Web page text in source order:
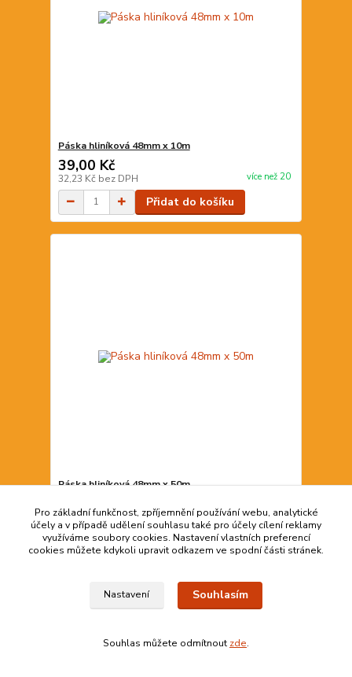
Páska hliníková 48mm x 10m
39,00 Kč
32,23 Kč bez DPH více než 20
Přidat do košíku
Páska hliníková 48mm x 50m
154,00 Kč
127,27 Kčbez DPH více než 20
Přidat do košíku
Pro základní funkčnost, zpříjemnění používání webu, analytické
účely a v případě udělení souhlasu také pro účely cílení reklamy
využíváme soubory cookies. Nastavení vlastních preferencí
cookies můžete kdykoli upravit odkazem ve spodní části stránek.
Nastavení Souhlasím
Souhlas můžete odmítnout zde.